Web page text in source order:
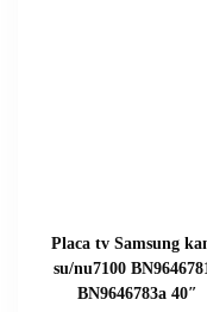
Placa tv Samsung
su/nu7100
BN9646783a 40″